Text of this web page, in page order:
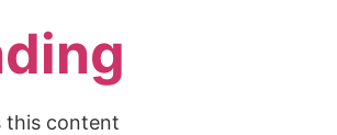
this content